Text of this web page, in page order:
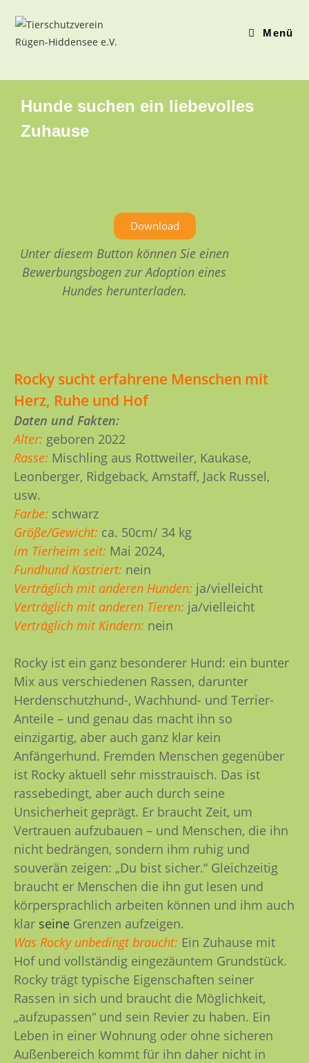
Menü
Hunde suchen ein liebevolles
Zuhause
Download
Unter diesem Button können Sie einen
Bewerbungsbogen zur Adoption eines
Hundes herunterladen.
Rocky sucht erfahrene Menschen mit
Herz, Ruhe und Hof
Daten und Fakten:
Alter: geboren 2022
Rasse: Mischling aus Rottweiler, Kaukase,
Leonberger, Ridgeback, Amstaff, Jack Russel,
usw.
Farbe: schwarz
Größe/Gewicht: ca. 50cm/ 34 kg
im Tierheim seit: Mai 2024,
Fundhund Kastriert: nein
Verträglich mit anderen Hunden: ja/vielleicht
Verträglich mit anderen Tieren: ja/vielleicht
Verträglich mit Kindern: nein
Rocky ist ein ganz besonderer Hund: ein bunter
Mix aus verschiedenen Rassen, darunter
Herdenschutzhund-, Wachhund- und Terrier-
Anteile – und genau das macht ihn so
einzigartig, aber auch ganz klar kein
Anfängerhund. Fremden Menschen gegenüber
ist Rocky aktuell sehr misstrauisch. Das ist
rassebedingt, aber auch durch seine
Unsicherheit geprägt. Er braucht Zeit, um
Vertrauen aufzubauen – und Menschen, die ihn
nicht bedrängen, sondern ihm ruhig und
souverän zeigen: „Du bist sicher.“ Gleichzeitig
braucht er Menschen die ihn gut lesen und
körpersprachlich arbeiten können und ihm auch
klar seine Grenzen aufzeigen.
Was Rocky unbedingt braucht: Ein Zuhause mit
Hof und vollständig eingezäuntem Grundstück.
Rocky trägt typische Eigenschaften seiner
Rassen in sich und braucht die Möglichkeit,
„aufzupassen“ und sein Revier zu haben. Ein
Leben in einer Wohnung oder ohne sicheren
Außenbereich kommt für ihn daher nicht in